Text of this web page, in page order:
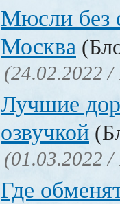
Мюсли без
Москва
(24.02.2022 /
Лучшие
озвучкой
(01.03.2022 /
Где